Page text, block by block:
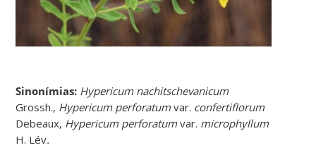
Sinonímias: Hypericum nachitschevanicum
Grossh., Hypericum perforatum var. confertiflorum
Debeaux, Hypericum perforatum var. microphyllum
H. Lév.